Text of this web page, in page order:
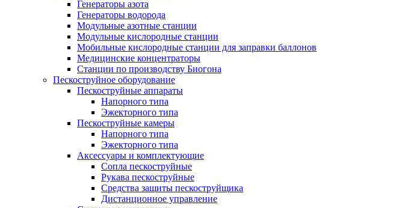
Генераторы азота
Генераторы водорода
Модульные азотные станции
Модульные кислородные станции
Мобильные кислородные станции для заправки баллонов
Медицинские концентраторы
Станции по производству Биогона
Пескоструйное оборудование
Пескоструйные аппараты
Напорного типа
Эжекторного типа
Пескоструйные камеры
Напорного типа
Эжекторного типа
Аксессуары и комплектующие
Сопла пескоструйные
Рукава пескоструйные
Средства защиты пескоструйщика
Дистанционное управление